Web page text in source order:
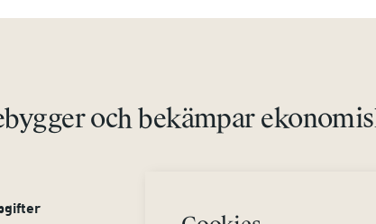
och bekämpar